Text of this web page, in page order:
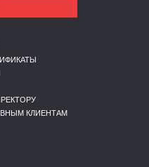
КЛИЕНТАМ